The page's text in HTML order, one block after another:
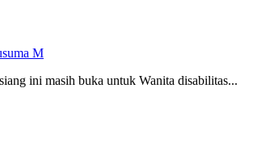
M
ini masih buka untuk Wanita disabilitas...